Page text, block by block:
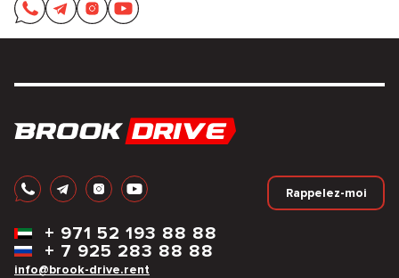
Rappelez-moi
info@brook-drive.rent
+ 7 925 283 88 88
+ 971 52 193 88 88